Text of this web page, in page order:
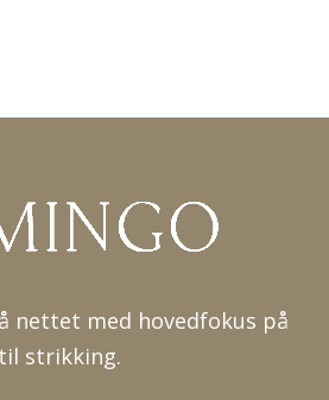
nettet med hovedfokus på
strikking.